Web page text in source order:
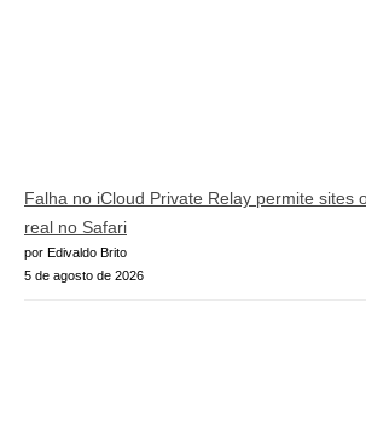
Falha no iCloud Private Relay permite sites
real no Safari
por Edivaldo Brito
5 de agosto de 2026